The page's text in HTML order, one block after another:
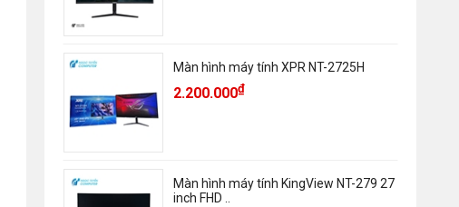
Màn hình máy tính XPR NT-2725H
2.200.000₫
Màn hình máy tính KingView NT-279 27
inch FHD ..